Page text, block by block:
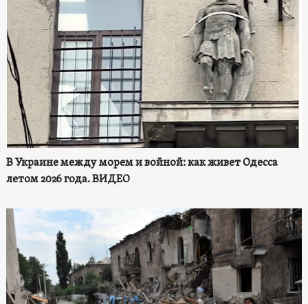
В Украине между морем и войной: как живет Одесса
летом 2026 года. ВИДЕО